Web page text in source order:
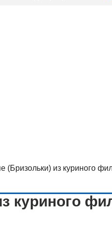
(Бризольки) из куриного
куриного